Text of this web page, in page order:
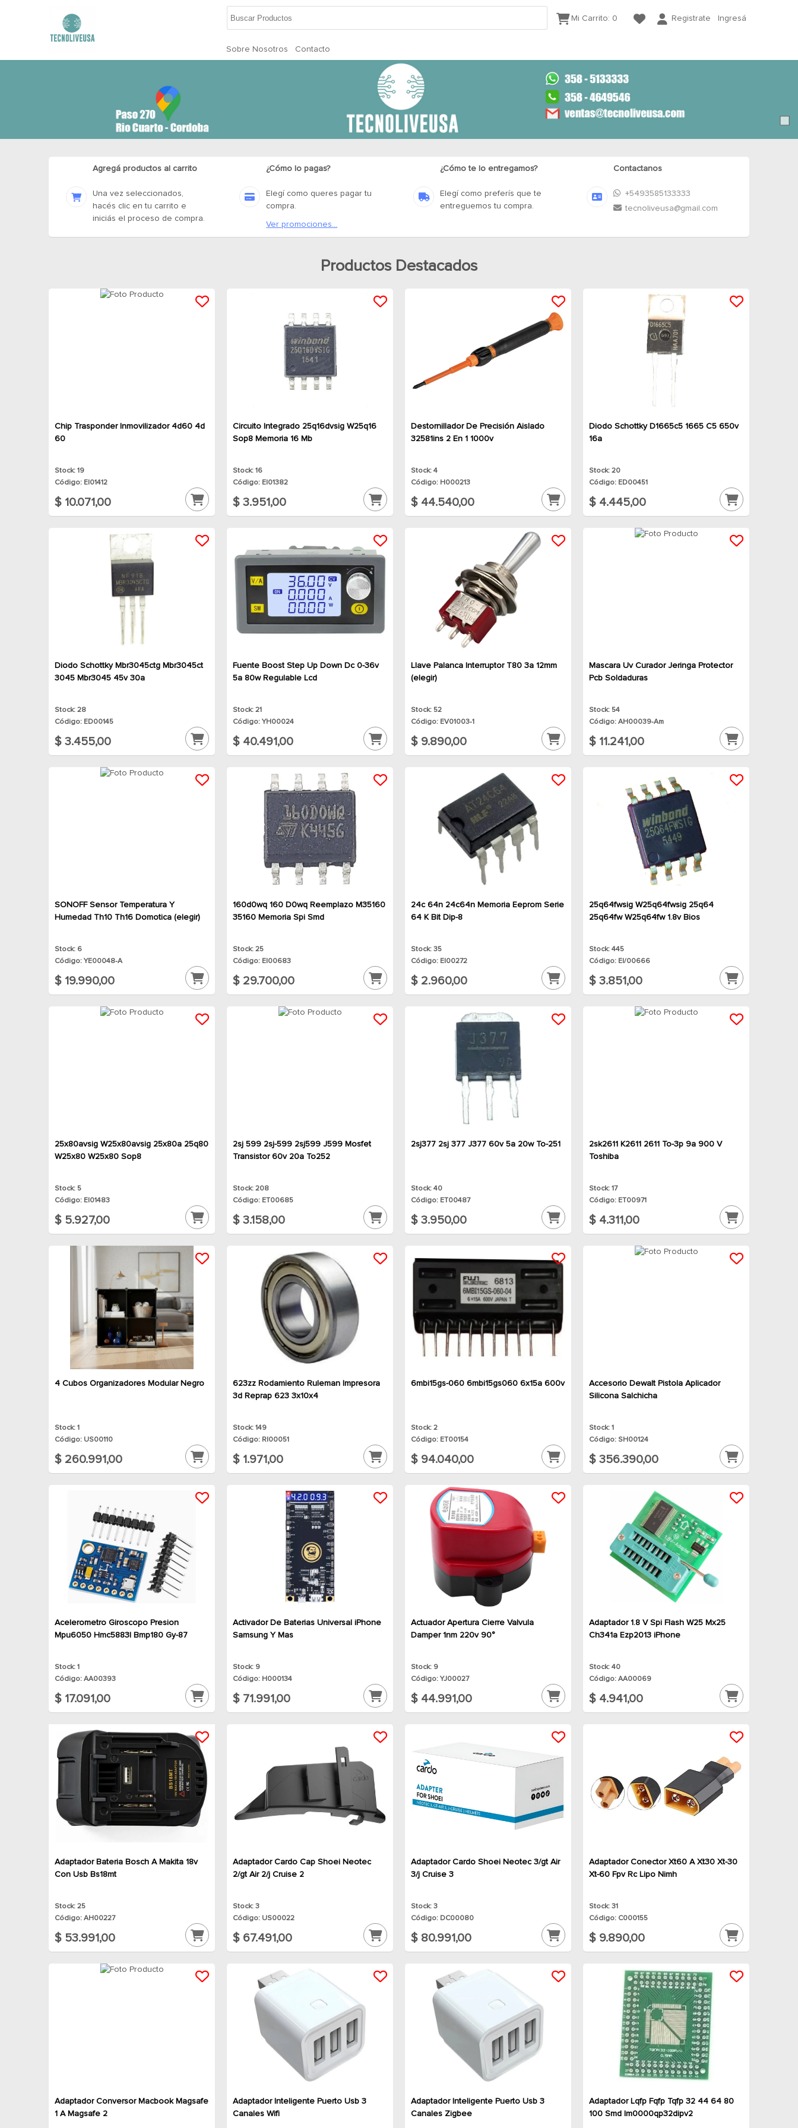
Mi Carrito: 0 Registrate Ingresá
Sobre Nosotros Contacto
Agregá productos al carrito
Una vez seleccionados,
hacés clic en tu carrito e
iniciás el proceso de compra.
¿Cómo lo pagas?
Elegí como queres pagar tu
compra.
Ver promociones...
¿Cómo te lo entregamos?
Elegí como preferís que te
entreguemos tu compra.
Contactanos
+5493585133333
tecnoliveusa@gmail.com
Productos Destacados
Chip Trasponder Inmovilizador 4d60 4d
60
Stock: 19
Código: EI01412
$ 10.071,00
Circuito Integrado 25q16dvsig W25q16
Sop8 Memoria 16 Mb
Stock: 16
Código: EI01382
$ 3.951,00
Destornillador De Precisión Aislado
32581ins 2 En 1 1000v
Stock: 4
Código: H000213
$ 44.540,00
Diodo Schottky D1665c5 1665 C5 650v
16a
Stock: 20
Código: ED00451
$ 4.445,00
Diodo Schottky Mbr3045ctg Mbr3045ct
3045 Mbr3045 45v 30a
Stock: 28
Código: ED00145
$ 3.455,00
Fuente Boost Step Up Down Dc 0-36v
5a 80w Regulable Lcd
Stock: 21
Código: YH00024
$ 40.491,00
Llave Palanca Interruptor T80 3a 12mm
(elegir)
Stock: 52
Código: EV01003-1
$ 9.890,00
Mascara Uv Curador Jeringa Protector
Pcb Soldaduras
Stock: 54
Código: AH00039-Am
$ 11.241,00
SONOFF Sensor Temperatura Y
Humedad Th10 Th16 Domotica (elegir)
Stock: 6
Código: YE00048-A
$ 19.990,00
160d0wq 160 D0wq Reemplazo M35160
35160 Memoria Spi Smd
Stock: 25
Código: EI00683
$ 29.700,00
24c 64n 24c64n Memoria Eeprom Serie
64 K Bit Dip-8
Stock: 35
Código: EI00272
$ 2.960,00
25q64fwsig W25q64fwsig 25q64
25q64fw W25q64fw 1.8v Bios
Stock: 445
Código: EI/00666
$ 3.851,00
25x80avsig W25x80avsig 25x80a 25q80
W25x80 W25x80 Sop8
Stock: 5
Código: EI01483
$ 5.927,00
2sj 599 2sj-599 2sj599 J599 Mosfet
Transistor 60v 20a To252
Stock: 208
Código: ET00685
$ 3.158,00
2sj377 2sj 377 J377 60v 5a 20w To-251
Stock: 40
Código: ET00487
$ 3.950,00
2sk2611 K2611 2611 To-3p 9a 900 V
Toshiba
Stock: 17
Código: ET00971
$ 4.311,00
4 Cubos Organizadores Modular Negro
Stock: 1
Código: US00110
$ 260.991,00
623zz Rodamiento Ruleman Impresora
3d Reprap 623 3x10x4
Stock: 149
Código: RI00051
$ 1.971,00
6mbi15gs-060 6mbi15gs060 6x15a 600v
Stock: 2
Código: ET00154
$ 94.040,00
Accesorio Dewalt Pistola Aplicador
Silicona Salchicha
Stock: 1
Código: SH00124
$ 356.390,00
Acelerometro Giroscopo Presion
Mpu6050 Hmc5883l Bmp180 Gy-87
Stock: 1
Código: AA00393
$ 17.091,00
Activador De Baterias Universal iPhone
Samsung Y Mas
Stock: 9
Código: H000134
$ 71.991,00
Actuador Apertura Cierre Valvula
Damper 1nm 220v 90°
Stock: 9
Código: YJ00027
$ 44.991,00
Adaptador 1.8 V Spi Flash W25 Mx25
Ch341a Ezp2013 iPhone
Stock: 40
Código: AA00069
$ 4.941,00
Adaptador Bateria Bosch A Makita 18v
Con Usb Bs18mt
Stock: 25
Código: AH00227
$ 53.991,00
Adaptador Cardo Cap Shoei Neotec
2/gt Air 2/j Cruise 2
Stock: 3
Código: US00022
$ 67.491,00
Adaptador Cardo Shoei Neotec 3/gt Air
3/j Cruise 3
Stock: 3
Código: DC00080
$ 80.991,00
Adaptador Conector Xt60 A Xt30 Xt-30
Xt-60 Fpv Rc Lipo Nimh
Stock: 31
Código: C000155
$ 9.890,00
Adaptador Conversor Macbook Magsafe
1 A Magsafe 2
Adaptador Inteligente Puerto Usb 3
Canales Wifi
Adaptador Inteligente Puerto Usb 3
Canales Zigbee
Adaptador Lqfp Fqfp Tqfp 32 44 64 80
100 Smd Im0000qp32dipv2